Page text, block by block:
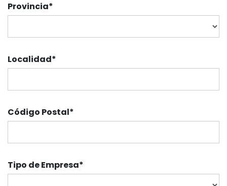
Provincia*
Localidad*
Código Postal*
Tipo de Empresa*